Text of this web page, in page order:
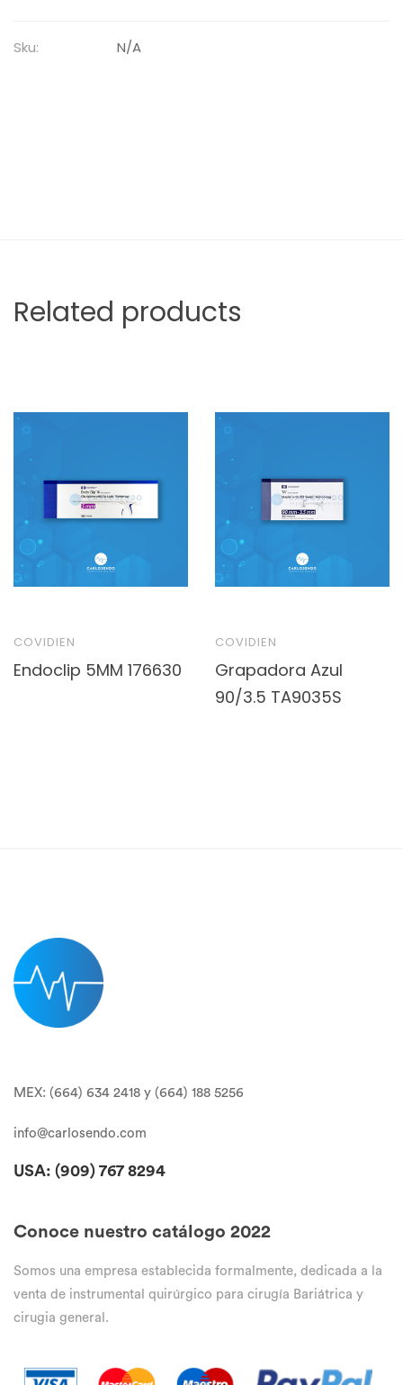
Sku: N/A
Related products
COVIDIEN
Endoclip 5MM 176630
COVIDIEN
Grapadora Azul
90/3.5 TA9035S
MEX: (664) 634 2418 y (664) 188 5256
info@carlosendo.com
USA: (909) 767 8294
Conoce nuestro catálogo 2022
Somos una empresa establecida formalmente, dedicada a la
venta de instrumental quirúrgico para cirugía Bariátrica y
cirugia general.